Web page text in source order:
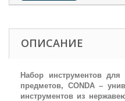
ОПИСАНИЕ
Набор инструментов
предметов, CONDA –
инструментов из